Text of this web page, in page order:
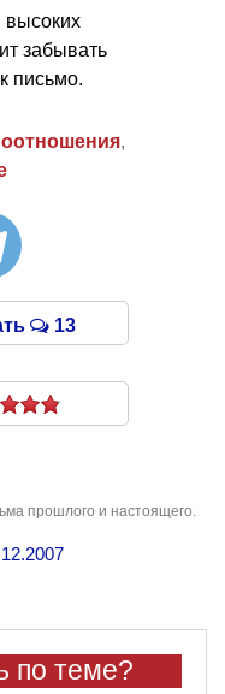
высоких
забывать
письмо.
,
13
прошлого и настоящего.
по теме?